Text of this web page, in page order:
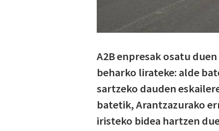
A2B enpresak osatu
beharko lirateke: alde
sartzeko dauden
batetik, Arantzazurako
iristeko bidea hartzen